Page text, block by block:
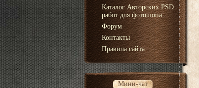
Каталог Авторских PSD
работ для фотошопа
Форум
Контакты
Правила сайта
Мини-чат